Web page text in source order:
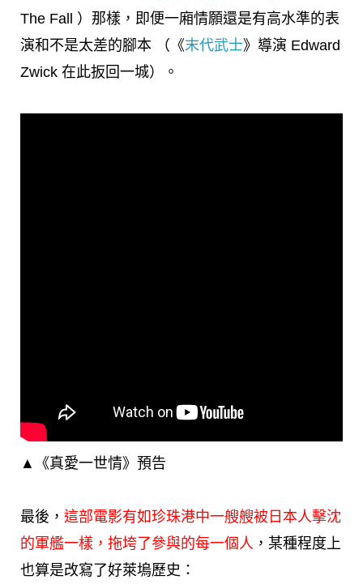
The Fall ）那樣，即便一廂情願還是有高水準的表
演和不是太差的腳本 （《末代武士》導演 Edward
Zwick 在此扳回一城）。
▲《真愛一世情》預告
最後， 這部電影有如珍珠港中一艘艘被日本人擊沈
的軍艦一樣，拖垮了參與的每一個人 ，某種程度上
也算是改寫了好萊塢歷史：